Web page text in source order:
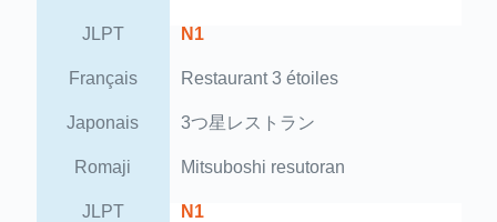
JLPT N1
Français Restaurant 3 étoiles
Japonais 3つ星レストラン
Romaji Mitsuboshi resutoran
JLPT N1